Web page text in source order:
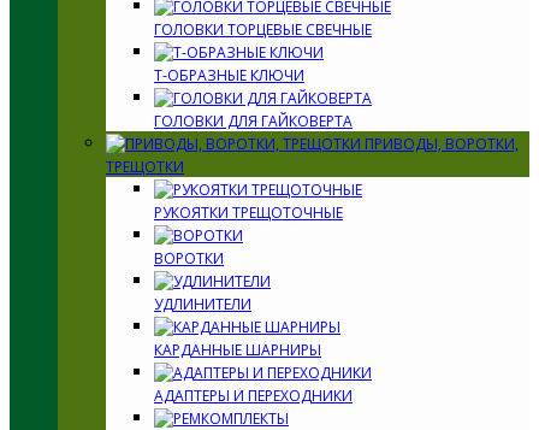
ГОЛОВКИ ТОРЦЕВЫЕ СВЕЧНЫЕ
Т-ОБРАЗНЫЕ КЛЮЧИ
ГОЛОВКИ ДЛЯ ГАЙКОВЕРТА
ПРИВОДЫ, ВОРОТКИ,
ТРЕЩОТКИ
РУКОЯТКИ ТРЕЩОТОЧНЫЕ
ВОРОТКИ
УДЛИНИТЕЛИ
КАРДАННЫЕ ШАРНИРЫ
АДАПТЕРЫ И ПЕРЕХОДНИКИ